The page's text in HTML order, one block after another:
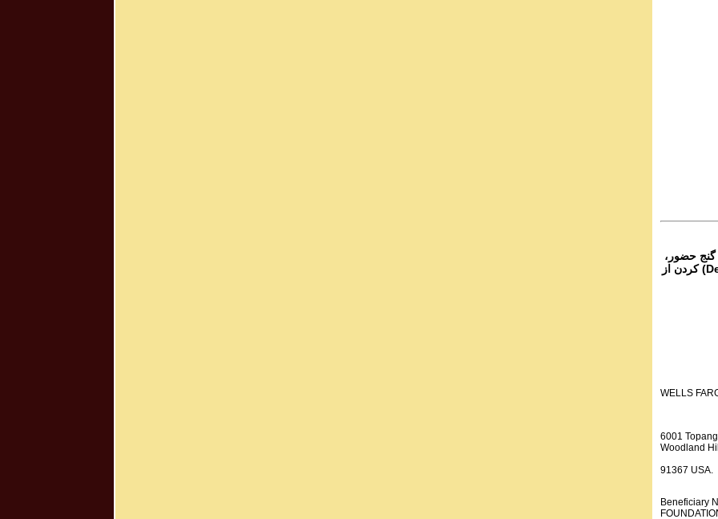
گنج حضور،
از تمام نقاط دنیا غیر از ایران، یا واریز (Deposit) کردن از
WELLS
6001
Woodland
91367 USA.
Beneficiary